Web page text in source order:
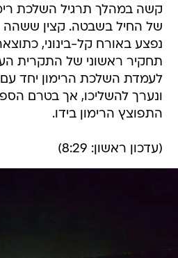
קשה במהלך תרגיל השלכת
של החיל בשבטה. קצין ששהה
נפצע באורח קל-בינוני,
תחקיר ראשוני של התקרית
לעמדת השלכת הרימון יחד
ונערך להשליכו, אך בטרם
התפוצץ הרימון בידו.
(עדכון ראשון: 8:29)